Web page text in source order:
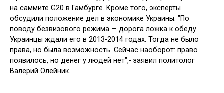
на саммите G20 в Гамбурге. Кроме того, эксперты
обсудили положение дел в экономике Украины. "По
поводу безвизового режима — дорога ложка к обеду.
Украинцы ждали его в 2013-2014 годах. Тогда не было
права, но была возможность. Сейчас наоборот: право
появилось, но денег у людей нет",- заявил политолог
Валерий Олейник.